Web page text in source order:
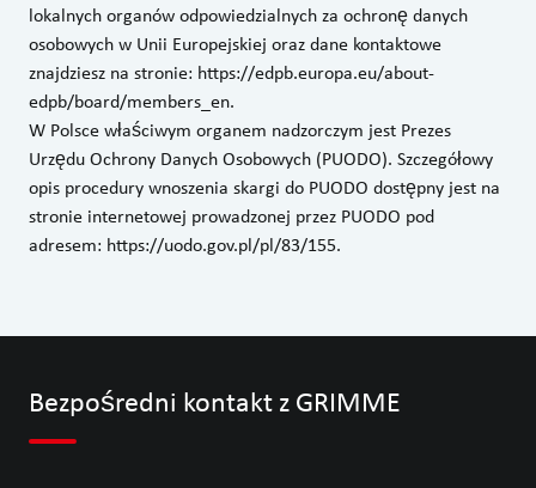
lokalnych organów odpowiedzialnych za ochronę danych
osobowych w Unii Europejskiej oraz dane kontaktowe
znajdziesz na stronie: https://edpb.europa.eu/about-
edpb/board/members_en.
W Polsce właściwym organem nadzorczym jest Prezes
Urzędu Ochrony Danych Osobowych (PUODO). Szczegółowy
opis procedury wnoszenia skargi do PUODO dostępny jest na
stronie internetowej prowadzonej przez PUODO pod
adresem: https://uodo.gov.pl/pl/83/155.
Bezpośredni kontakt z GRIMME